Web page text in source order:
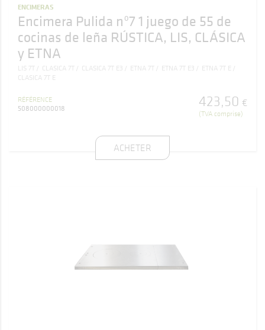
ENCIMERAS
Encimera Pulida nº7 1 juego de 55 de
cocinas de leña RÚSTICA, LIS, CLÁSICA
y ETNA
LIS 7T CLASICA 7T CLASICA 7T E3 ETNA 7T ETNA 7T E3
ETNA 7T E
CLASICA 7T E
RÉFÉRENCE
508000000018
423,50 €
(TVA comprise)
ACHETER